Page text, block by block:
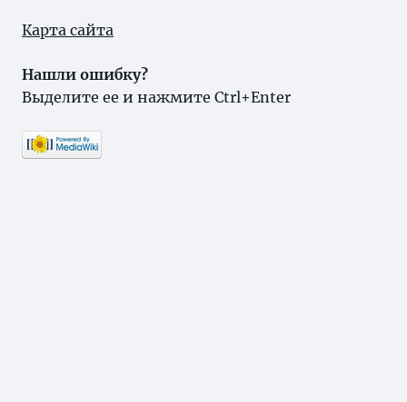
Карта сайта
Нашли ошибку?
Выделите ее и нажмите Ctrl+Enter